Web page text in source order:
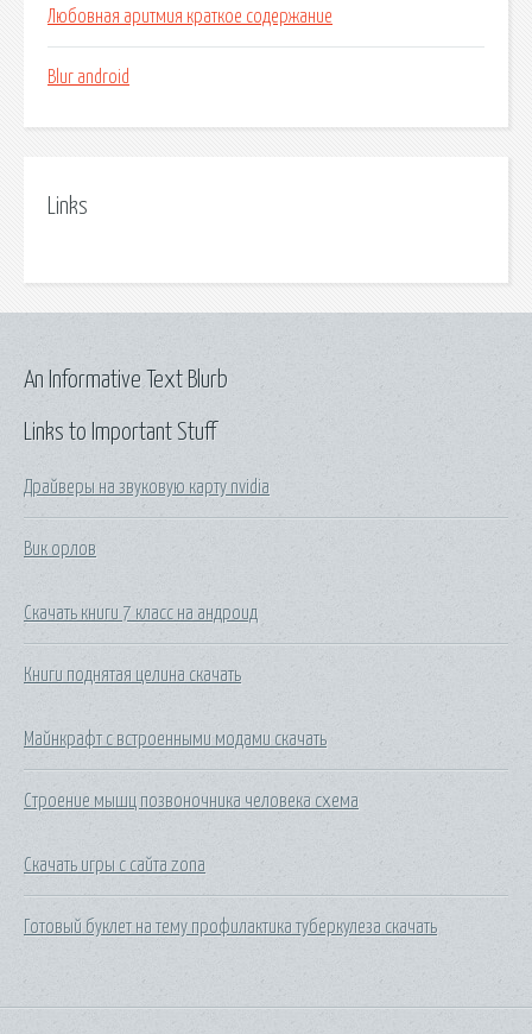
Любовная аритмия краткое содержание
Blur android
Links
Links to Important Stuff
Драйверы на звуковую карту nvidia
Вик орлов
Скачать книги 7 класс на андроид
Книги поднятая целина скачать
Майнкрафт с встроенными модами скачать
Строение мышц позвоночника человека схема
Скачать игры с сайта zona
Готовый буклет на тему профилактика туберкулеза скачать
An Informative Text Blurb